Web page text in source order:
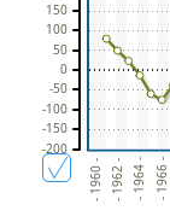
- 1960 - - 1962 - - 1964 - - 1966 -
-200
-150
-100
-50
0
50
100
150